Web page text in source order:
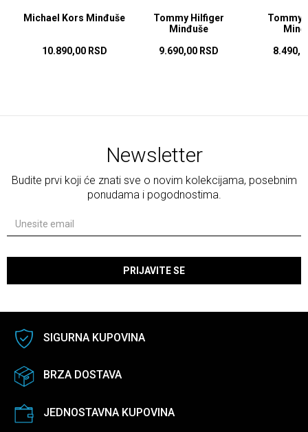
Michael Kors Minđuše
10.890,00 RSD
Tommy Hilfiger
Minđuše
9.690,00 RSD
Tommy
Newsletter
Budite prvi koji će znati sve o novim kolekcijama, posebnim
ponudama i pogodnostima.
PRIJAVITE SE
SIGURNA KUPOVINA
BRZA DOSTAVA
JEDNOSTAVNA KUPOVINA